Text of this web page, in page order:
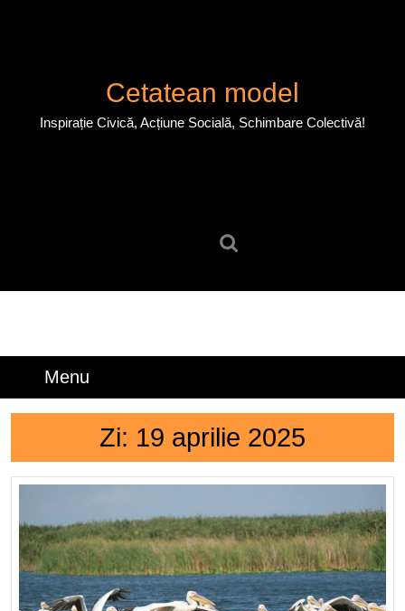
Cetatean model
Inspirație Civică, Acțiune Socială, Schimbare Colectivă!
Menu
Zi: 19 aprilie 2025